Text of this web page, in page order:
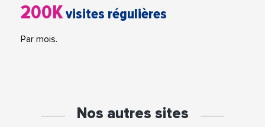
200Kvisites régulières
Par mois.
Nos autres sites